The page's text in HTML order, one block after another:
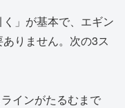
」が基本で、エギン
りません。次の3ス
インがたるむまで